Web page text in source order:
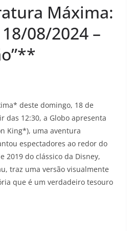
Máxima:
08/2024 –
deste domingo, 18 de
das 12:30, a Globo apresenta
King*), uma aventura
espectadores ao redor do
2019 do clássico da Disney,
traz uma versão visualmente
que é um verdadeiro tesouro